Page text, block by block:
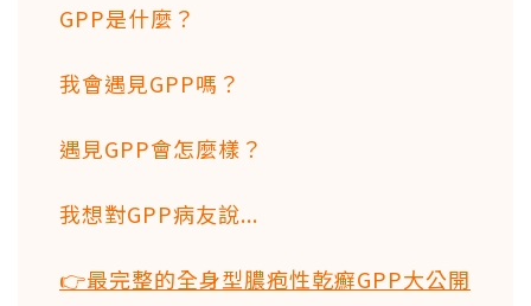
GPP是什麼？
我會遇見GPP嗎？
遇見GPP會怎麼樣？
我想對GPP病友說...
👉最完整的全身型膿疱性乾癬GPP大公開